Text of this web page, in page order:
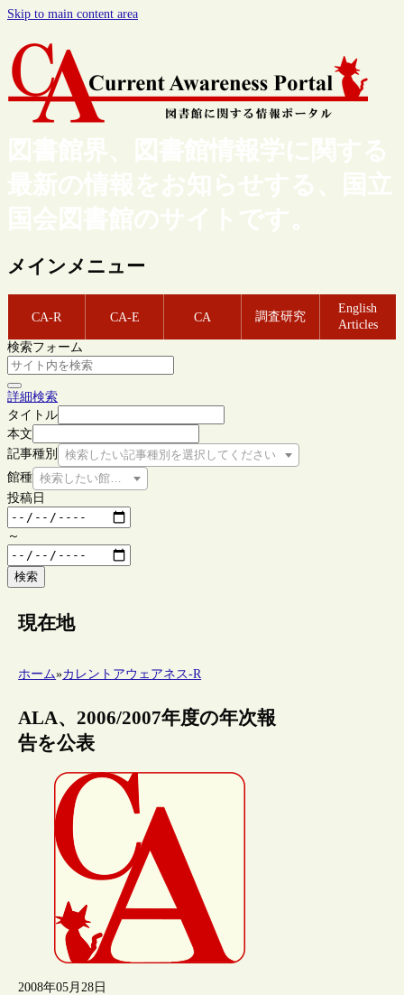
Skip to main content area
図書館界、図書館情報学に関する
最新の情報をお知らせする、国立
国会図書館のサイトです。
メインメニュー
CA-R CA-E CA 調査研究
English
Articles
検索フォーム
詳細検索
タイトル
本文
記事種別
検索したい記事種別を選択してください
館種 検索したい館種を選択してください
投稿日
～
検索
現在地
ホーム»カレントアウェアネス-R
ALA、2006/2007年度の年次報
告を公表
2008年05月28日